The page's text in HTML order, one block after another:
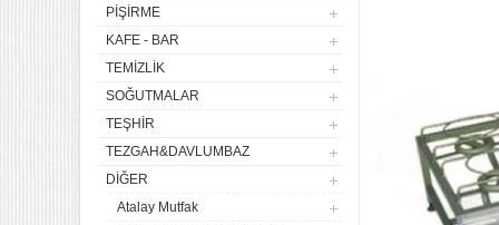
PIŞIRME
KAFE - BAR
TEMIZLIK
SOĞUTMALAR
TEŞHIR
TEZGAH&DAVLUMBAZ
DIĞER
Atalay Mutfak